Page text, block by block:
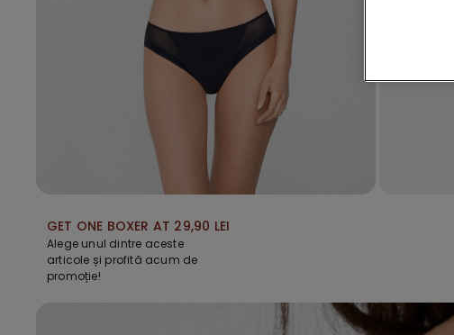
GET ONE BOXER AT 29,90 LEI
Alege unul dintre aceste
articole și profită acum de
promoție!